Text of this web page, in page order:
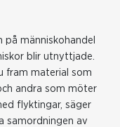
människohandel
blir utnyttjade.
fram material som
andra som möter
flyktingar, säger
samordningen av